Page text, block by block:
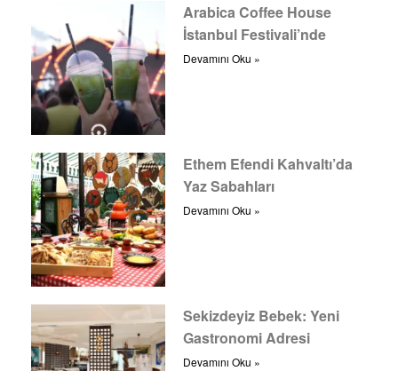
Arabica Coffee House
İstanbul Festivali’nde
Devamını Oku »
Ethem Efendi Kahvaltı’da
Yaz Sabahları
Devamını Oku »
Sekizdeyiz Bebek: Yeni
Gastronomi Adresi
Devamını Oku »